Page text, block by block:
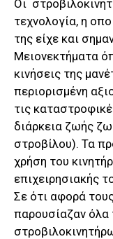
Οι
τεχνολογία, η
της είχε και
Μειονεκτήματα
κινήσεις της
περιορισμένη
τις
διάρκεια ζωής
στροβίλου). Τα
χρήση του
επιχειρησιακής
Σε ότι αφορά
παρουσίαζαν